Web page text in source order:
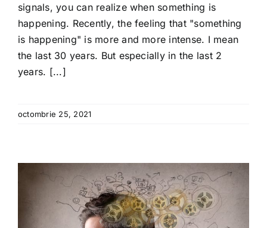
signals, you can realize when something is
happening. Recently, the feeling that "something
is happening" is more and more intense. I mean
the last 30 years. But especially in the last 2
years. [...]
octombrie 25, 2021